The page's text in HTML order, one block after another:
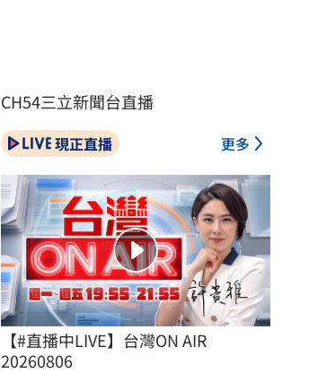
CH54三立新聞台直播
現正直播 更多
【#直播中LIVE】台灣ON AIR
20260806